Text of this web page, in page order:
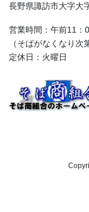
長野県諏訪市大字大
営業時間：午前11：
（そばがなくなり次
定休日：火曜日